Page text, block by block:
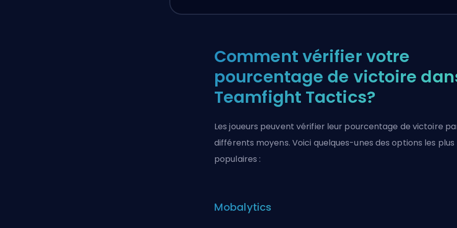
Comment vérifier votre
pourcentage de victoire
Teamfight Tactics?
Les joueurs peuvent vérifier leur pourcentage de victoire
différents moyens. Voici quelques-unes des options les plus
populaires :
Mobalytics